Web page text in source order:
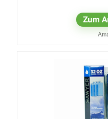
Zum